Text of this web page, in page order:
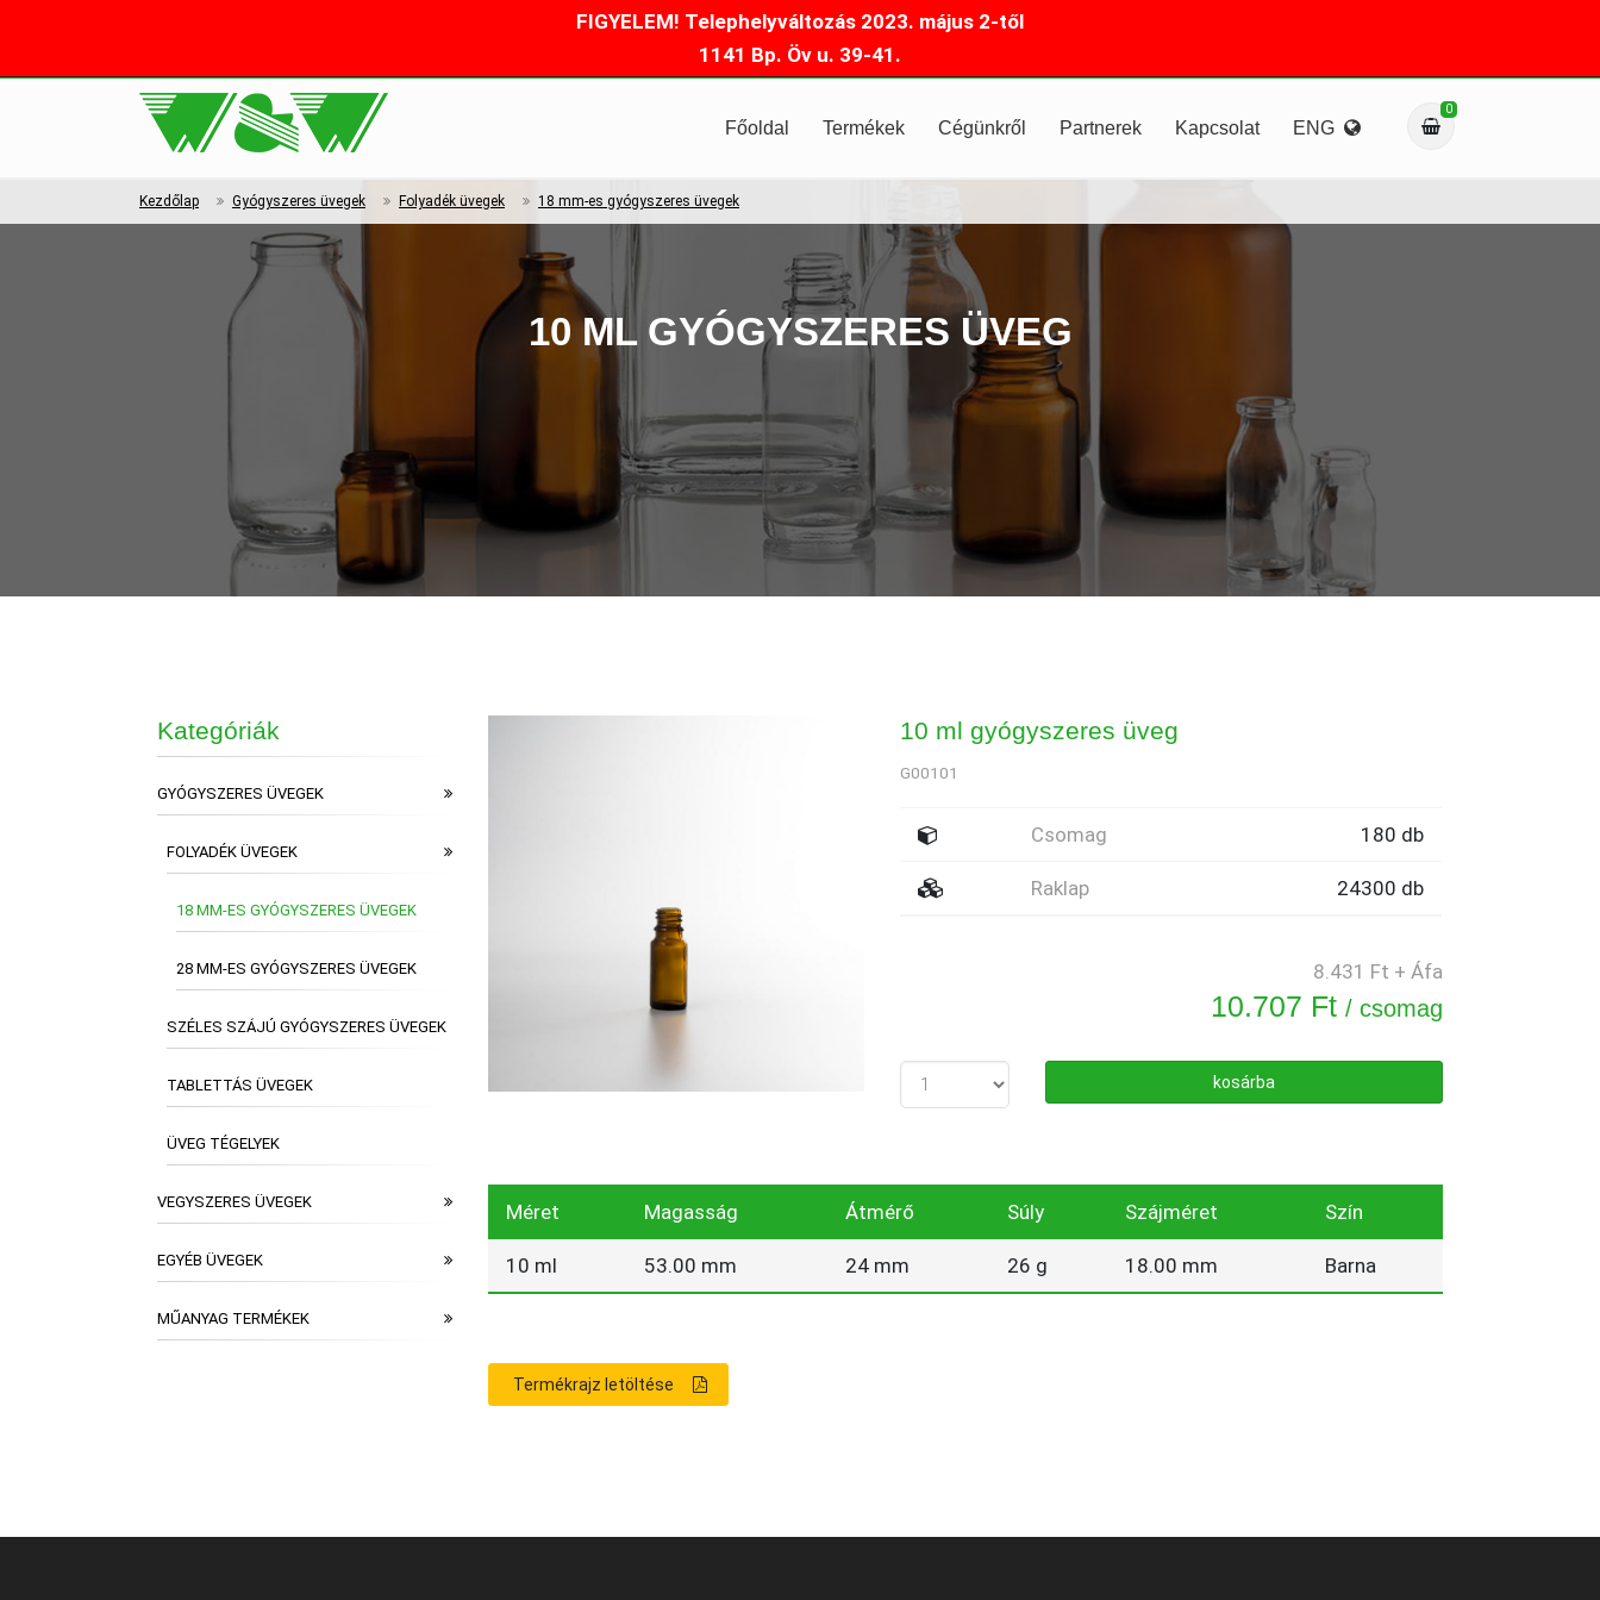
FIGYELEM! Telephelyváltozás 2023. május 2-től
1141 Bp. Öv u. 39-41.
Főoldal Termékek Cégünkről Partnerek Kapcsolat ENG
0
Kezdőlap Gyógyszeres üvegek Folyadék üvegek 18 mm-es gyógyszeres üvegek
10 ML GYÓGYSZERES ÜVEG
Kategóriák
GYÓGYSZERES ÜVEGEK
FOLYADÉK ÜVEGEK
18 MM-ES GYÓGYSZERES ÜVEGEK
28 MM-ES GYÓGYSZERES ÜVEGEK
SZÉLES SZÁJÚ GYÓGYSZERES ÜVEGEK
TABLETTÁS ÜVEGEK
ÜVEG TÉGELYEK
VEGYSZERES ÜVEGEK
EGYÉB ÜVEGEK
MŰANYAG TERMÉKEK
10 ml gyógyszeres üveg
G00101
Csomag 180 db
Raklap 24300 db
8.431 Ft + Áfa
10.707 Ft / csomag
kosárba
Méret Magasság Átmérő Súly Szájméret Szín
10 ml 53.00 mm 24 mm 26 g 18.00 mm Barna
Termékrajz letöltése